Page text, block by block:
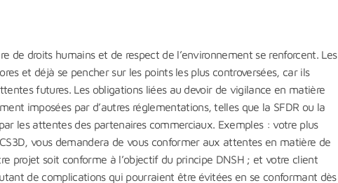
de droits humains et de respect de l’environnement se renforcent. Les
et déjà se pencher sur les points les plus controversées, car ils
futures. Les obligations liées au devoir de vigilance en matière
imposées par d’autres réglementations, telles que la SFDR ou la
les attentes des partenaires commerciaux. Exemples : votre plus
vous demandera de vous conformer aux attentes en matière de
projet soit conforme à l’objectif du principe DNSH ; et votre client
de complications qui pourraient être évitées en se conformant dès